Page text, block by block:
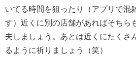
いてる時間を狙ったり（アプリで混
す）近くに別の店舗があればそちら
夫しましょう。あとは近くにたくさ
るように祈りましょう（笑）